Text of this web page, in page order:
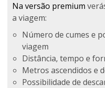
Na versão premium
a viagem:
Número de cumes e
viagem
Distância, tempo e
Metros ascendidos e
Possibilidade de